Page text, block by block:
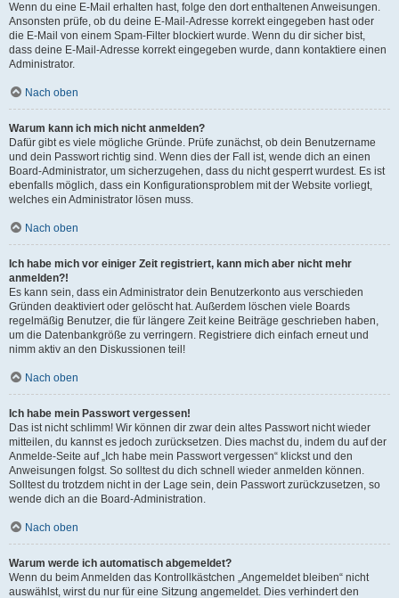
Wenn du eine E-Mail erhalten hast, folge den dort enthaltenen Anweisungen.
Ansonsten prüfe, ob du deine E-Mail-Adresse korrekt eingegeben hast oder
die E-Mail von einem Spam-Filter blockiert wurde. Wenn du dir sicher bist,
dass deine E-Mail-Adresse korrekt eingegeben wurde, dann kontaktiere einen
Administrator.
Nach oben
Warum kann ich mich nicht anmelden?
Dafür gibt es viele mögliche Gründe. Prüfe zunächst, ob dein Benutzername
und dein Passwort richtig sind. Wenn dies der Fall ist, wende dich an einen
Board-Administrator, um sicherzugehen, dass du nicht gesperrt wurdest. Es ist
ebenfalls möglich, dass ein Konfigurationsproblem mit der Website vorliegt,
welches ein Administrator lösen muss.
Nach oben
Ich habe mich vor einiger Zeit registriert, kann mich aber nicht mehr
anmelden?!
Es kann sein, dass ein Administrator dein Benutzerkonto aus verschieden
Gründen deaktiviert oder gelöscht hat. Außerdem löschen viele Boards
regelmäßig Benutzer, die für längere Zeit keine Beiträge geschrieben haben,
um die Datenbankgröße zu verringern. Registriere dich einfach erneut und
nimm aktiv an den Diskussionen teil!
Nach oben
Ich habe mein Passwort vergessen!
Das ist nicht schlimm! Wir können dir zwar dein altes Passwort nicht wieder
mitteilen, du kannst es jedoch zurücksetzen. Dies machst du, indem du auf der
Anmelde-Seite auf „Ich habe mein Passwort vergessen“ klickst und den
Anweisungen folgst. So solltest du dich schnell wieder anmelden können.
Solltest du trotzdem nicht in der Lage sein, dein Passwort zurückzusetzen, so
wende dich an die Board-Administration.
Nach oben
Warum werde ich automatisch abgemeldet?
Wenn du beim Anmelden das Kontrollkästchen „Angemeldet bleiben“ nicht
auswählst, wirst du nur für eine Sitzung angemeldet. Dies verhindert den